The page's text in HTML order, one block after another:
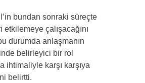
bundan sonraki süreçte
çalışacağını
durumda anlaşmanın
belirleyici bir rol
ihtimaliyle karşı karşıya
belirtti.